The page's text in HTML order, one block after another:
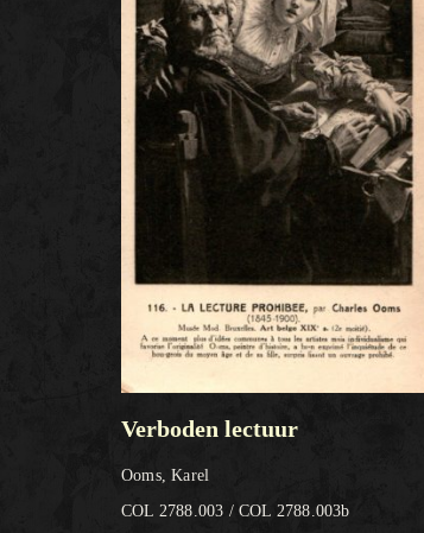
Verboden lectuur
Ooms, Karel
COL 2788.003 / COL 2788.003b